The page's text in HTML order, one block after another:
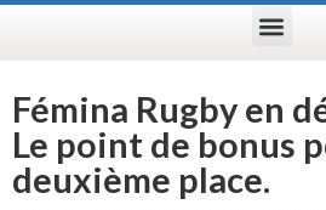
Fémina Rugby en
Le point de bonus
deuxième place.